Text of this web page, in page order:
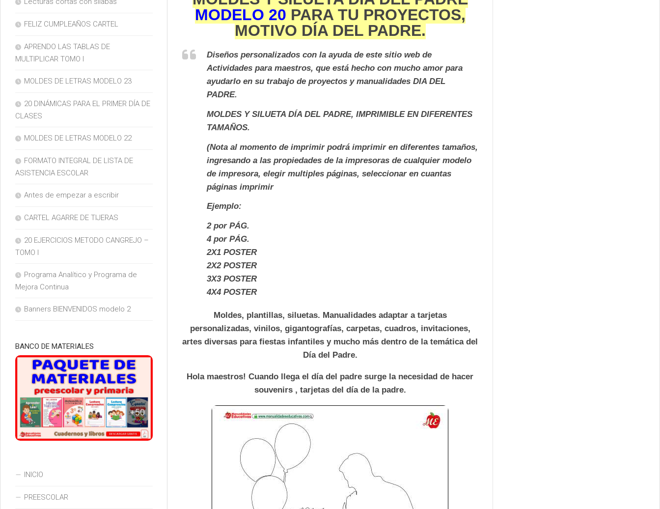
MODELO 20 PARA TU PROYECTOS,
MOTIVO DÍA DEL PADRE.
Diseños personalizados con la ayuda de este sitio web de
Actividades para maestros, que está hecho con mucho amor para
ayudarlo en su trabajo de proyectos y manualidades DIA DEL
PADRE.
MOLDES Y SILUETA DÍA DEL PADRE, IMPRIMIBLE EN DIFERENTES
TAMAÑOS.
(Nota al momento de imprimir podrá imprimir en diferentes tamaños,
ingresando a las propiedades de la impresoras de cualquier modelo
de impresora, elegir multiples páginas, seleccionar en cuantas
páginas imprimir
Ejemplo:
2 por PÁG.
4 por PÁG.
2X1 POSTER
2X2 POSTER
3X3 POSTER
4X4 POSTER
Moldes, plantillas, siluetas. Manualidades adaptar a tarjetas
personalizadas, vinilos, gigantografías, carpetas, cuadros, invitaciones,
artes diversas para fiestas infantiles y mucho más dentro de la temática del
Día del Padre.
Hola maestros! Cuando llega el día del padre surge la necesidad de hacer
souvenirs , tarjetas del día de la padre.
FELIZ CUMPLEAÑOS CARTEL
APRENDO LAS TABLAS DE
MULTIPLICAR TOMO I
MOLDES DE LETRAS MODELO 23
20 DINÁMICAS PARA EL PRIMER DÍA DE
CLASES
MOLDES DE LETRAS MODELO 22
FORMATO INTEGRAL DE LISTA DE
ASISTENCIA ESCOLAR
Antes de empezar a escribir
CARTEL AGARRE DE TIJERAS
20 EJERCICIOS METODO CANGREJO –
TOMO I
Programa Analítico y Programa de
Mejora Continua
Banners BIENVENIDOS modelo 2
BANCO DE MATERIALES
INICIO
PREESCOLAR